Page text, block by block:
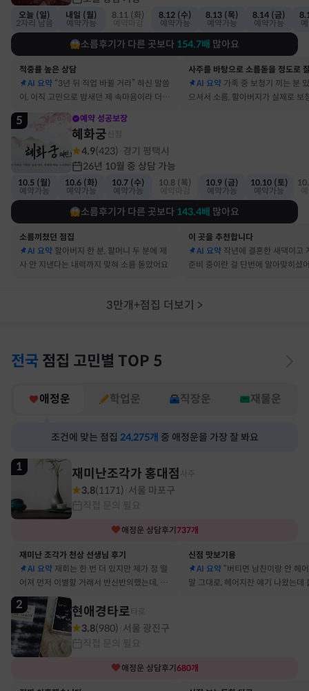
오늘 (일)
2자리 남음
내일 (월)
예약가능
8.11 (화)
8.12 (수)
예약가능
8.13 (목)
예약가능
8.14 (금)
예약가능
소름후기가 다른 곳보다 154.7배 많아요
적중률 높은 상담
AI 요약 “3년 뒤 직업 바뀔 거라” 하신 말씀
이, 이직 고민으로 밤새던 제 속마음이라 더 신
기했어요
AI 요약 가족 중 보청기 끼는 분
으셔서 소름, 할아버지가 실제로 보
5 예약 성공보장
혜화궁
4.9(423) 경기 평택시
26년 10월 중 상담 가능
10.5 (월)
예약가능
10.6 (화)
예약가능
10.7 (수)
예약가능
10.8 (목)
10.9 (금)
예약가능
10.10 (토)
예약가능
소름후기가 다른 곳보다 143.4배 많아요
소름끼쳤던 점집
AI 요약 할아버지 한 분, 할머니 두 분에 제
사 안 지낸다는 내력까지 맞혀 소름 돋았어요
이 곳을 추천합니다
AI 요약 작년에 결혼한 새댁이고
준비 중이란 걸 단번에 알아맞히셨
3만개+점집 더보기 >
전국 점집 고민별 TOP 5
애정운 학업운 직장운 재물운
조건에 맞는 점집 24,275개 중 애정운을 가장 잘 봐요
1 재미난조각가 홍대점
3.8(1171) 서울 마포구
애정운 상담후기 737개
재미난 조각가 천상 선생님 후기
AI 요약 재회는 한 번 더 있지만 제가 정 떨
어져 먼저 이별할 거래서 반신반의했는데, 정
말 재회 후 제가 먼저 헤어지자고 했어요
신점 맛보기용
AI 요약 “버티면 남친이랑 안 헤
말 그대로, 헤어지잔 얘기 나왔는데
2 현애경타로
3.8(980) 서울 광진구
애정운 상담후기 680개